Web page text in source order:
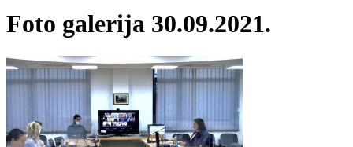
Foto galerija 30.09.2021.